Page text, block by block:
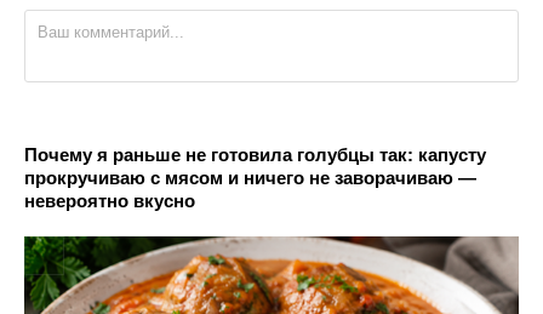
Почему я раньше не готовила голубцы так: капусту
прокручиваю с мясом и ничего не заворачиваю —
невероятно вкусно